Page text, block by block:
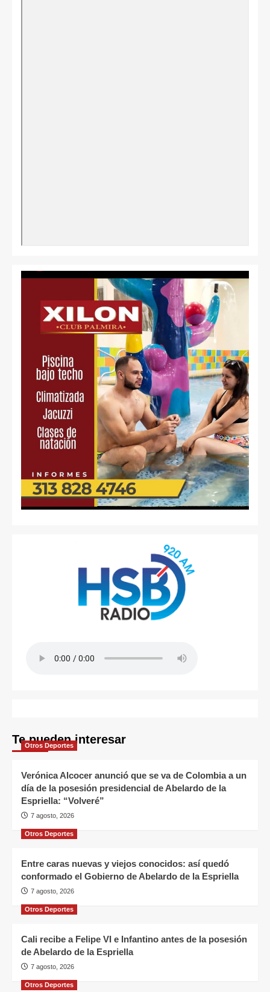
Te pueden interesar
Otros Deportes
Verónica Alcocer anunció que se va de Colombia a un
día de la posesión presidencial de Abelardo de la
Espriella: “Volveré”
7 agosto, 2026
Otros Deportes
Entre caras nuevas y viejos conocidos: así quedó
conformado el Gobierno de Abelardo de la Espriella
7 agosto, 2026
Otros Deportes
Cali recibe a Felipe VI e Infantino antes de la posesión
de Abelardo de la Espriella
7 agosto, 2026
Otros Deportes